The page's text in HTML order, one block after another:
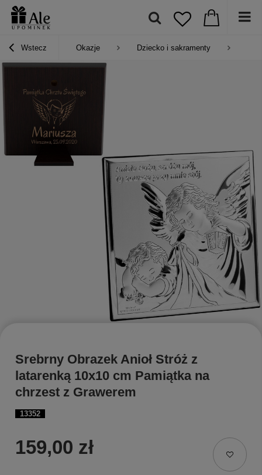
Wstecz Okazje Dziecko i sakramenty
13352
Srebrny Obrazek Anioł Stróż z
latarenką 10x10 cm Pamiątka na
chrzest z Grawerem
159,00 zł